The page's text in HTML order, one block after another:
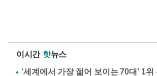
이시간 핫뉴스